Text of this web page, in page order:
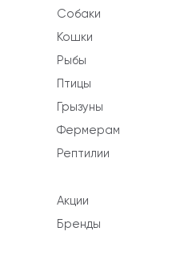
Собаки
Кошки
Рыбы
Птицы
Грызуны
Фермерам
Рептилии
Акции
Бренды